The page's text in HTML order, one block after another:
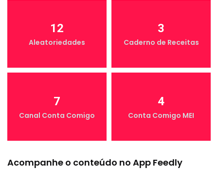
12
Aleatoriedades
3
Caderno de Receitas
7
Canal Conta Comigo
4
Conta Comigo MEI
Acompanhe o conteúdo no App Feedly